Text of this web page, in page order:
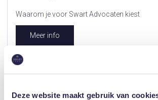
Deze website maakt gebruik van
Waarom je voor Swart Advocaten kiest
Meer info